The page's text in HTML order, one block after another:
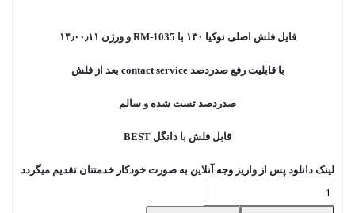
فایل فلش اصلی نوکیا ۱۳۰ با RM-1035 و ورژن ۱۴٫۰۰٫۱۱
با قابلیت رفع صدردصد contact service بعد از فلش
صدردصد تست شده و سالم
قابل فلش با دانگل BEST
لینک دانلود پس از واریز وجه آنلاین به صورت خودکار خدمتتان تقدیم میگردد